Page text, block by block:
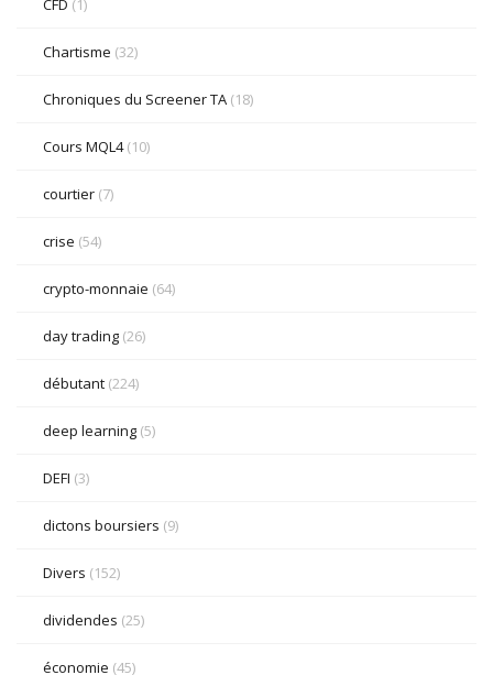
CFD (1)
Chartisme (32)
Chroniques du Screener TA (18)
Cours MQL4(10)
courtier (7)
crise (54)
crypto-monnaie (64)
day trading (26)
débutant (224)
deep learning (5)
DEFI (3)
dictons boursiers (9)
Divers (152)
dividendes (25)
économie (45)